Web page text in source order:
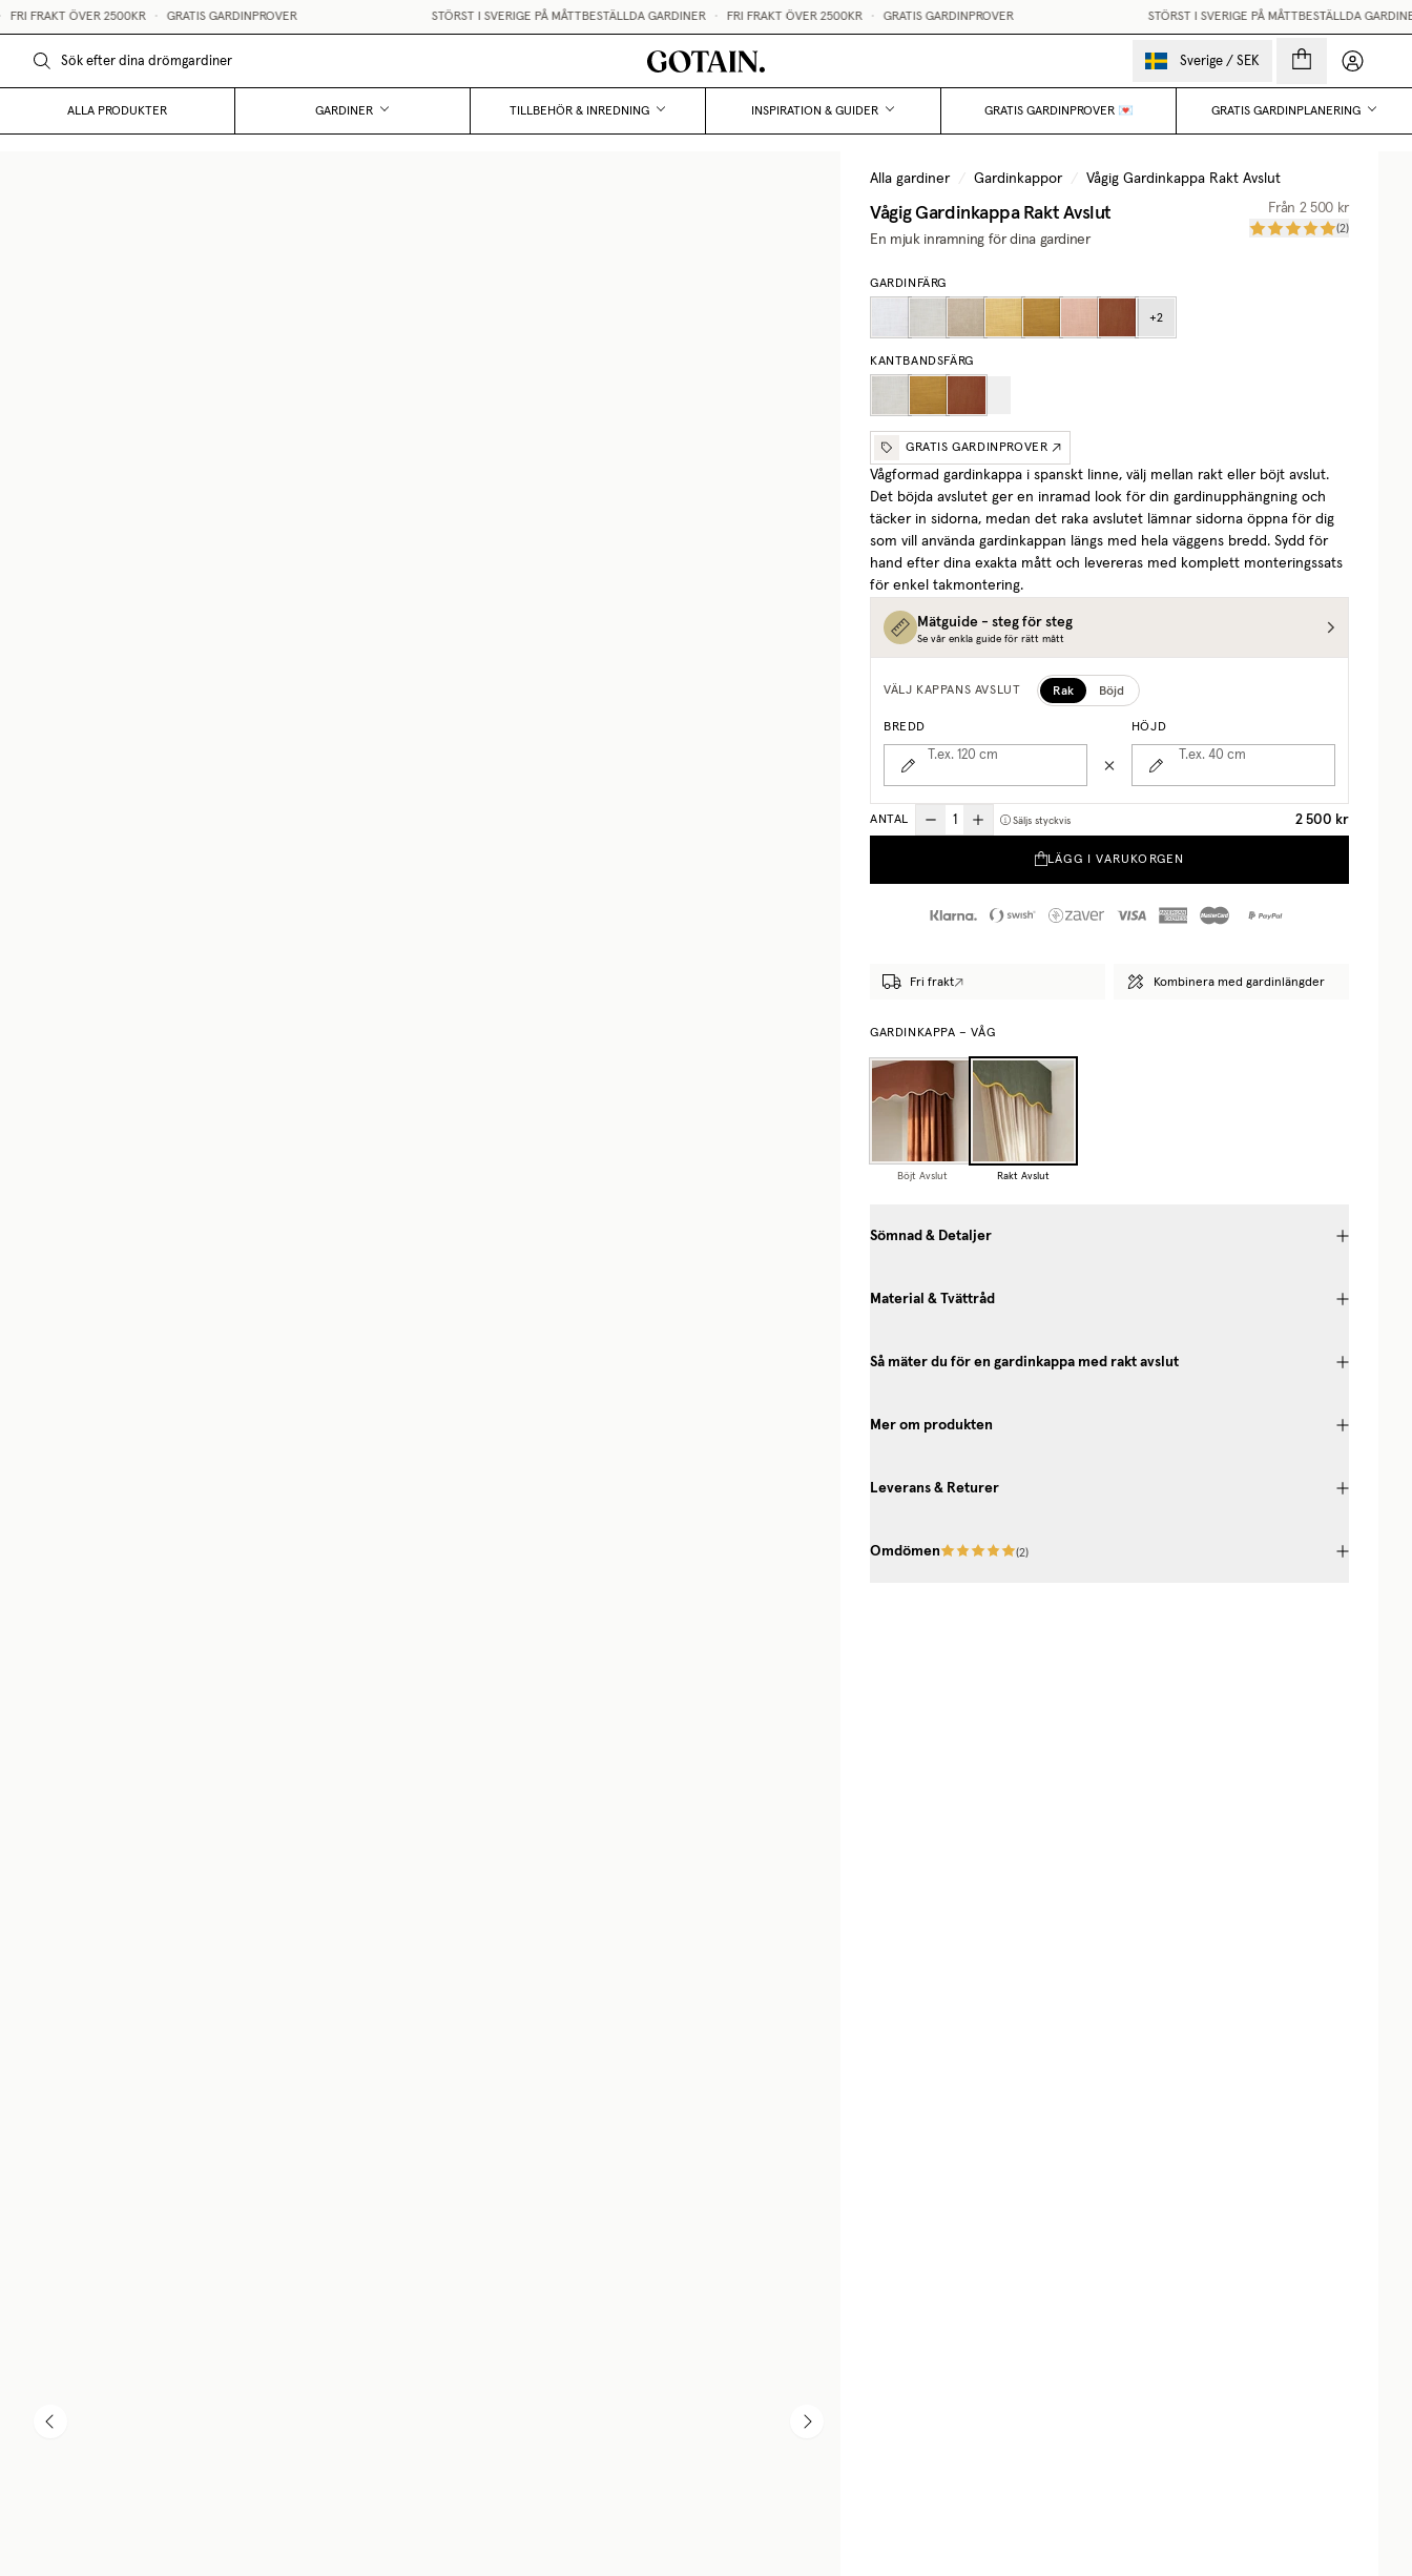
FRAKT ÖVER 2500KR • GRATIS GARDINPROVER STÖRST I SVERIGE PÅ MÅTTBESTÄLLDA GARDINER • FRI FRAKT ÖVER 2500KR • GRATIS GARDINPROVER STÖRST I SVERIGE PÅ MÅTTBESTÄLLDA GARDINER
Sverige / SEK Mina
ALLA PRODUKTER GARDINER TILLBEHÖR & INREDNING INSPIRATION & GUIDER GRATIS GARDINPROVER 💌 GRATIS GARDINPLANERING
Alla gardiner / Gardinkappor / Vågig Gardinkappa Rakt Avslut
Vågig Gardinkappa Rakt Avslut
En mjuk inramning för dina gardiner
Från 2 500 kr
(2)
GARDINFÄRG
+2
KANTBANDSFÄRG
GRATIS GARDINPROVER
Vågformad gardinkappa i spanskt linne, välj mellan rakt eller böjt avslut.
Det böjda avslutet ger en inramad look för din gardinupphängning och
täcker in sidorna, medan det raka avslutet lämnar sidorna öppna för dig
som vill använda gardinkappan längs med hela väggens bredd. Sydd för
hand efter dina exakta mått och levereras med komplett monteringssats
för enkel takmontering.
Mätguide - steg för steg
Se vår enkla guide för rätt mått
VÄLJ KAPPANS AVSLUT Rak Böjd
BREDD
T.ex. 120 cm
HÖJD
T.ex. 40 cm
ANTAL Säljs styckvis 2 500 kr
LÄGG I VARUKORGEN
Fri frakt Kombinera med gardinlängder
GARDINKAPPA – VÅG
Böjt Avslut Rakt Avslut
Sömnad & Detaljer
Material & Tvättråd
Så mäter du för en gardinkappa med rakt avslut
Mer om produkten
Leverans & Returer
Omdömen (2)